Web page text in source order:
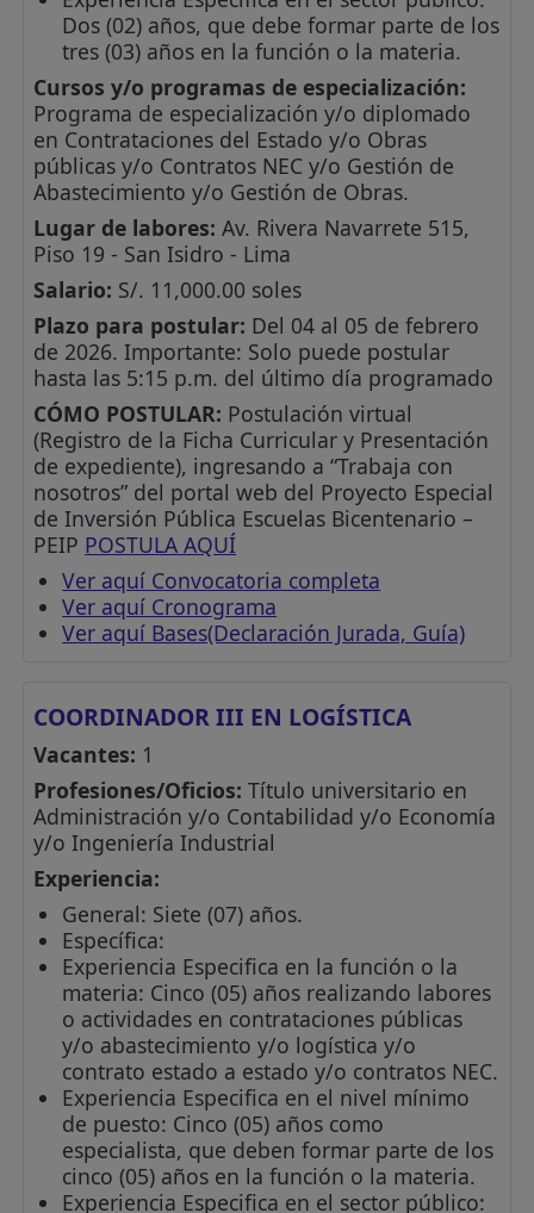
Dos (02) años, que debe formar parte de los
tres (03) años en la función o la materia.
Cursos y/o programas de especialización:
Programa de especialización y/o diplomado
en Contrataciones del Estado y/o Obras
públicas y/o Contratos NEC y/o Gestión de
Abastecimiento y/o Gestión de Obras.
Lugar de labores: Av. Rivera Navarrete 515,
Piso 19 - San Isidro - Lima
Salario: S/. 11,000.00 soles
Plazo para postular: Del 04 al 05 de febrero
de 2026. Importante: Solo puede postular
hasta las 5:15 p.m. del último día programado
CÓMO POSTULAR: Postulación virtual
(Registro de la Ficha Curricular y Presentación
de expediente), ingresando a “Trabaja con
nosotros” del portal web del Proyecto Especial
de Inversión Pública Escuelas Bicentenario –
PEIP POSTULA AQUÍ
Ver aquí Convocatoria completa
Ver aquí Cronograma
Ver aquí Bases(Declaración Jurada, Guía)
COORDINADOR III EN LOGÍSTICA
Vacantes: 1
Profesiones/Oficios: Título universitario en
Administración y/o Contabilidad y/o Economía
y/o Ingeniería Industrial
Experiencia:
General: Siete (07) años.
Específica:
Experiencia Especifica en la función o la
materia: Cinco (05) años realizando labores
o actividades en contrataciones públicas
y/o abastecimiento y/o logística y/o
contrato estado a estado y/o contratos NEC.
Experiencia Especifica en el nivel mínimo
de puesto: Cinco (05) años como
especialista, que deben formar parte de los
cinco (05) años en la función o la materia.
Experiencia Especifica en el sector público: